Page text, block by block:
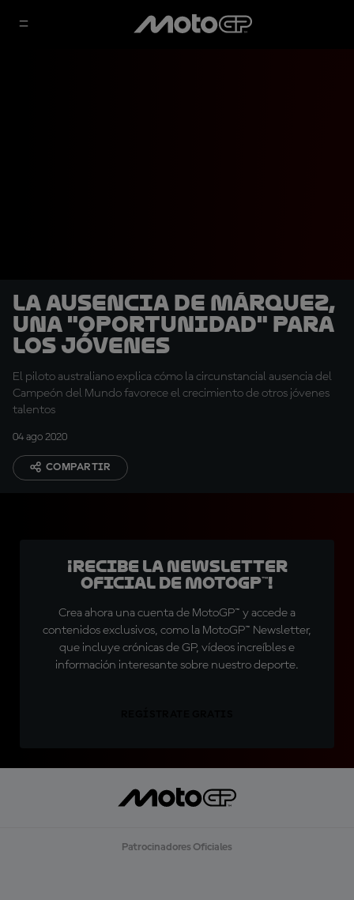
La ausencia de Márquez,
una "oportunidad" para
los jóvenes
El piloto australiano explica cómo la circunstancial ausencia del
Campeón del Mundo favorece el crecimiento de otros jóvenes
talentos
04 ago 2020
COMPARTIR
¡Recibe la Newsletter
oficial de MotoGP™!
Crea ahora una cuenta de MotoGP™ y accede a
contenidos exclusivos, como la MotoGP™ Newsletter,
que incluye crónicas de GP, vídeos increíbles e
información interesante sobre nuestro deporte.
Patrocinadores Oficiales